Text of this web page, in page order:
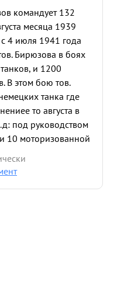
командует 132
месяца 1939
с 4 июля 1941 года
Бирюзова в боях
и 1200
В этом бою тов.
танка где
то августа в
под руководством
10 моторизованной
кольцо вышла
уничтожив
дивизия